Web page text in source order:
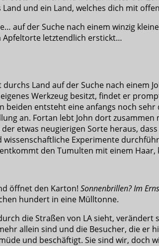
und ein Land, welches dich mit
auf der Suche nach einem winzig
Apfeltorte letztendlich erstickt…
Land auf der Suche nach
Werkzeug besitzt, findet er
beiden entsteht eine anfangs noch
an. Fortan lebt John dort
der etwas neugierigen Sorte heraus,
wissenschaftliche Experimente
den Tumulten mit einem
öffnet den Karton! Sonnenbrillen? Im
hundert in eine Mülltonne.
die Straßen von LA sieht,
allein sind und die Besucher, die er
und beschäftigt. Sie sind wir, doch